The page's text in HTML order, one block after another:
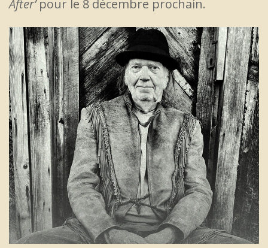
After’pour le 8 décembre prochain.